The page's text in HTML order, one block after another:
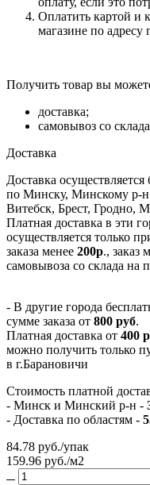
Оплатить картой и
магазине по адресу
Получить товар вы
доставка;
самовывоз со
Доставка
Доставка
по Минску, Минскому р-н
Витебск, Брест, Гродно,
Платная доставка в эти
осуществляется только
заказа менее 200р., заказ
самовывоза со склада на
- В другие города
сумме заказа от 800 руб.
Платная доставка от 400
можно получить только
в г.Барановичи
Стоимость платной
- Минск и Минский р-н -
- Доставка по областям -
84.78 руб./упак
159.96 руб./м2